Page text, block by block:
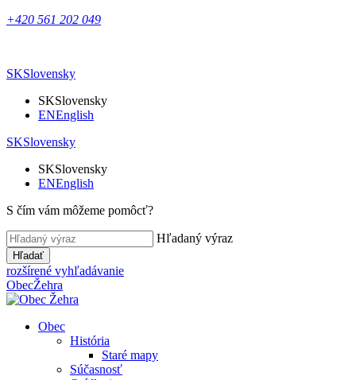
+420 561 202 049
SKSlovensky
SKSlovensky
ENEnglish
SKSlovensky
SKSlovensky
ENEnglish
S čím vám môžeme pomôcť?
Hľadaný výraz
Hľadať
rozšírené vyhľadávanie
ObecŽehra
Obec
História
Staré mapy
Súčasnosť